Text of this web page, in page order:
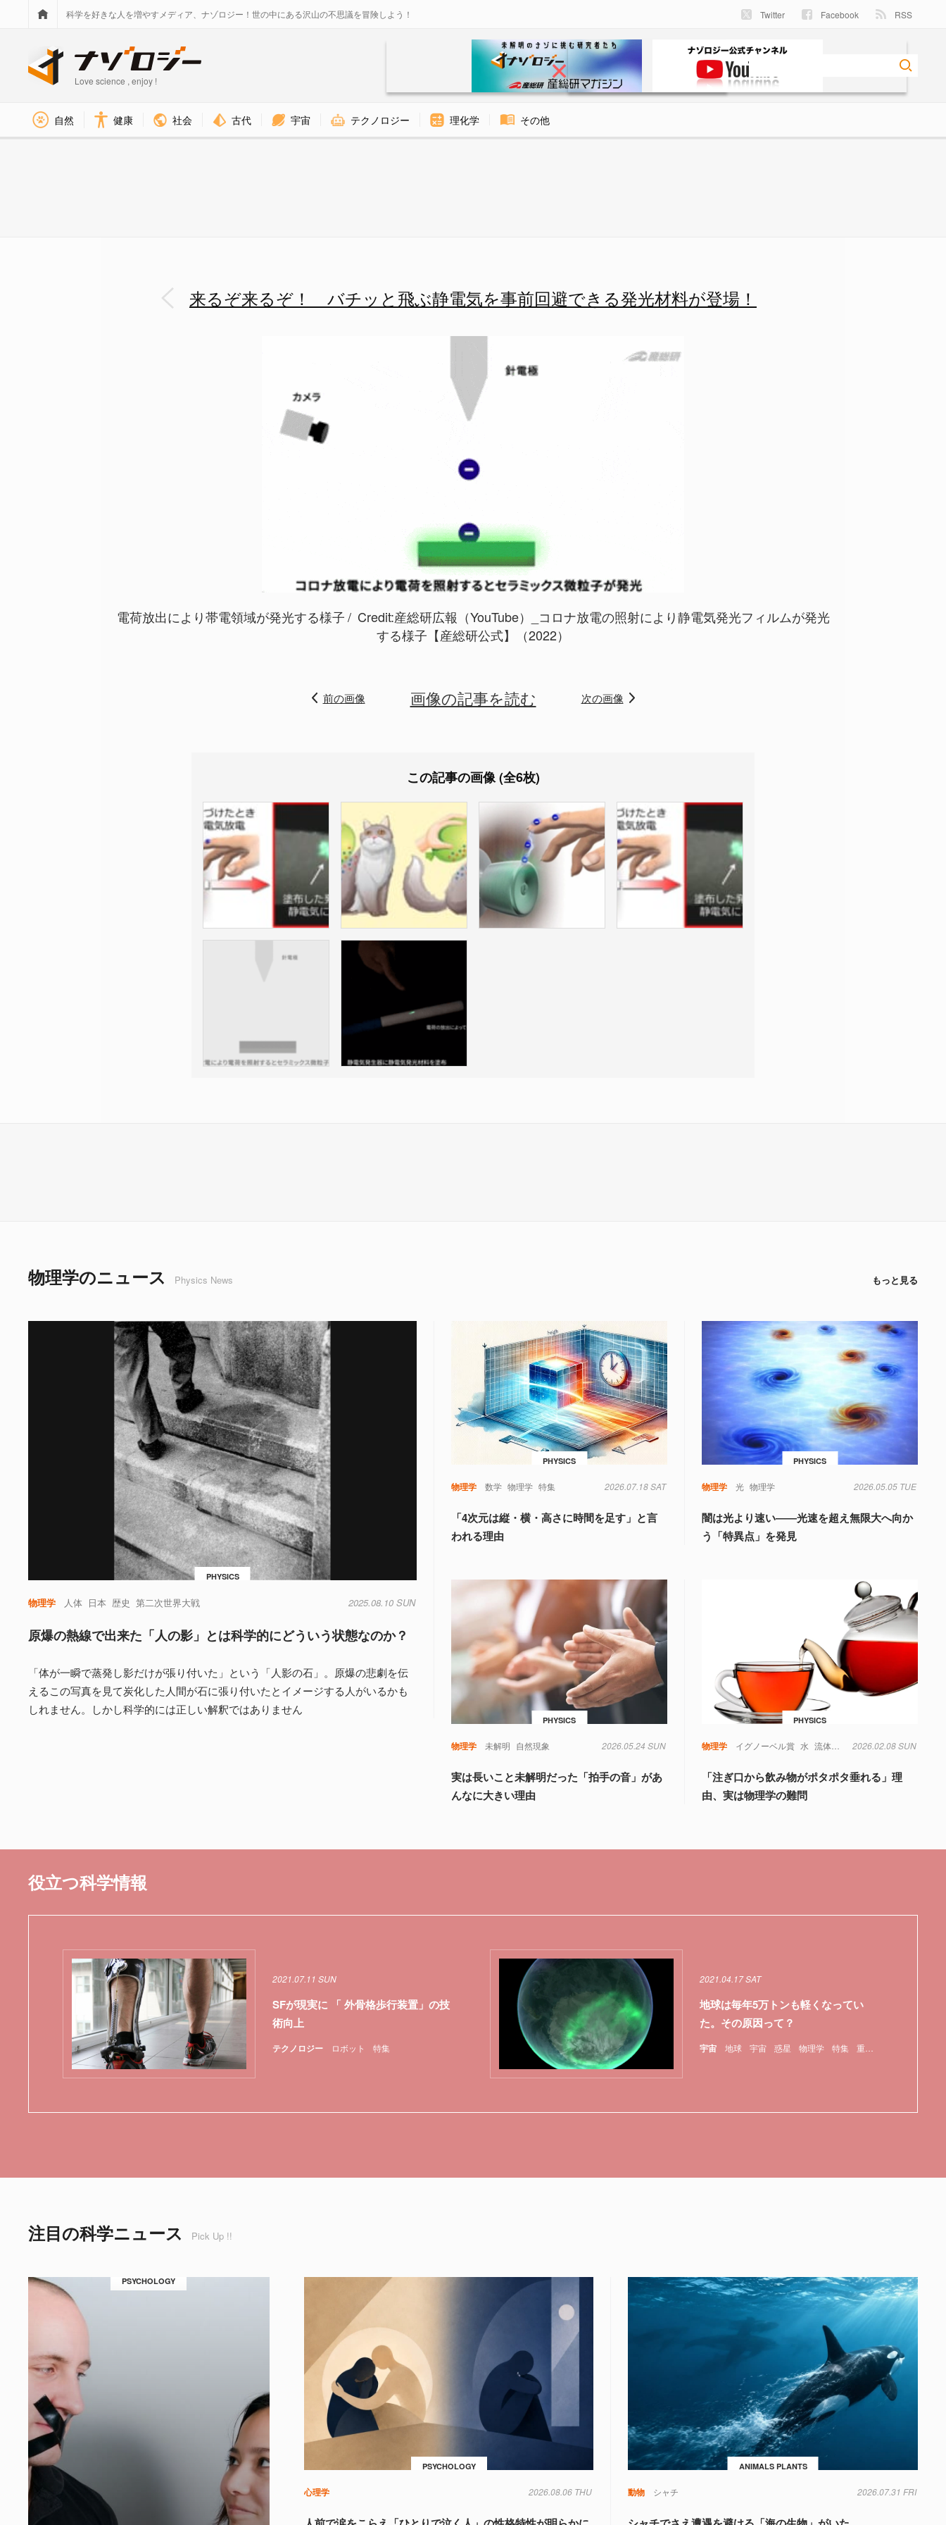
科学を好きな人を増やすメディア、ナゾロジー！世の中にある沢山の不思議を冒険しよう！ Twitter Facebook RSS
Love science , enjoy !
自然 健康 社会 古代 宇宙 テクノロジー 理化学 その他
来るぞ来るぞ！ バチッと飛ぶ静電気を事前回避できる発光材料が登場！
電荷放出により帯電領域が発光する様子 Credit:産総研広報（YouTube）_コロナ放電の照射により静電気発光フィルムが発光
する様子【産総研公式】（2022）
前の画像 画像の記事を読む 次の画像
この記事の画像 (全6枚)
物理学のニュース Physics News もっと見る
PHYSICS
物理学 人体 日本 歴史 第二次世界大戦 2025.08.10 SUN
原爆の熱線で出来た「人の影」とは科学的にどういう状態なのか？
「体が一瞬で蒸発し影だけが張り付いた」という「人影の石」。原爆の悲劇を伝
えるこの写真を見て炭化した人間が石に張り付いたとイメージする人がいるかも
しれません。しかし科学的には正しい解釈ではありません
PHYSICS
物理学 数学 物理学 特集 2026.07.18 SAT
「4次元は縦・横・高さに時間を足す」と言
われる理由
PHYSICS
物理学 光 物理学 2026.05.05 TUE
闇は光より速い――光速を超え無限大へ向か
う「特異点」を発見
PHYSICS
物理学 未解明 自然現象 2026.05.24 SUN
実は長いこと未解明だった「拍手の音」があ
んなに大きい理由
PHYSICS
物理学 イグノーベル賞 水 流体力学 物理学
2026.02.08 SUN
「注ぎ口から飲み物がポタポタ垂れる」理
由、実は物理学の難問
役立つ科学情報
テクノロジー ロボット 特集
2021.07.11 SUN
SFが現実に 「 外骨格歩行装置」の技
術向上
宇宙 地球 宇宙 惑星 物理学 特集 重力
2021.04.17 SAT
地球は毎年5万トンも軽くなってい
た。その原因って？
注目の科学ニュース Pick Up !!
PSYCHOLOGY
PSYCHOLOGY
心理学 2026.08.06 THU
ANIMALS PLANTS
動物 シャチ 2026.07.31 FRI